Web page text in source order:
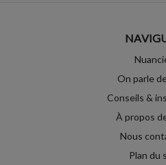
On parle
Conseils &
À propos
Nous
Plan du